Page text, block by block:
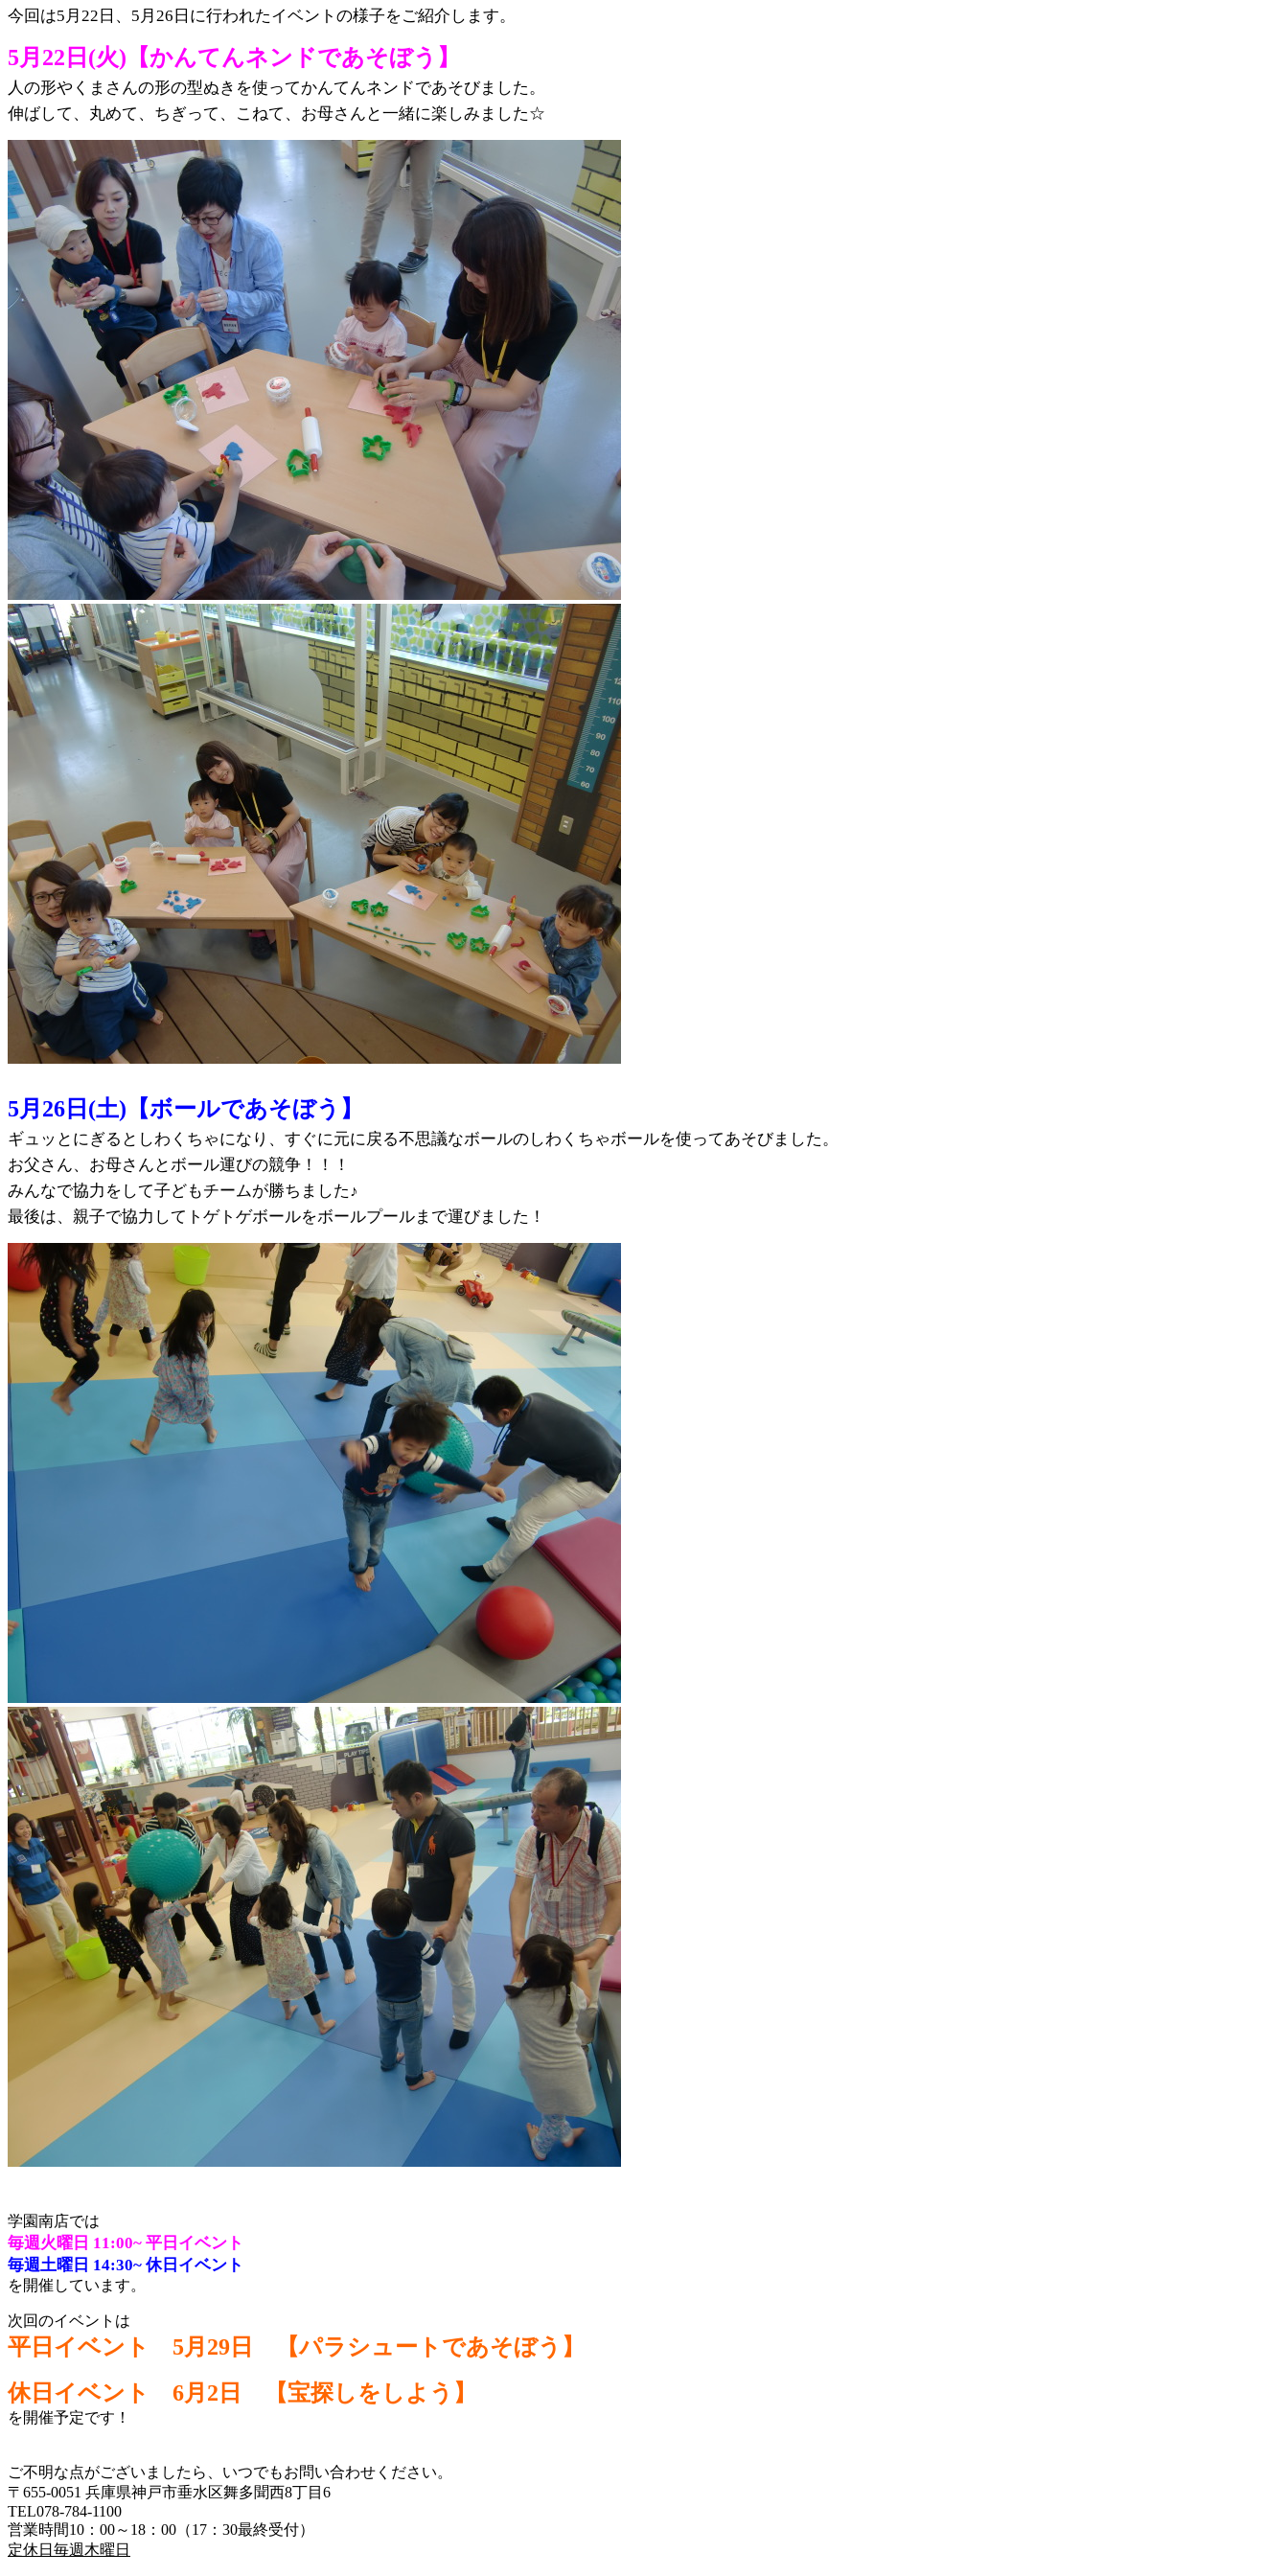
今回は5月22日、5月26日に行われたイベントの様子をご紹介します。
5月22日(火)【かんてんネンドであそぼう】
人の形やくまさんの形の型ぬきを使ってかんてんネンドであそびました。
伸ばして、丸めて、ちぎって、こねて、お母さんと一緒に楽しみました☆
5月26日(土)【ボールであそぼう】
ギュッとにぎるとしわくちゃになり、すぐに元に戻る不思議なボールのしわくちゃボールを使ってあそびました。
お父さん、お母さんとボール運びの競争！！！
みんなで協力をして子どもチームが勝ちました♪
最後は、親子で協力してトゲトゲボールをボールプールまで運びました！
学園南店では
毎週火曜日 11:00~ 平日イベント
毎週土曜日 14:30~ 休日イベント
を開催しています。
次回のイベントは
平日イベント 5月29日 【パラシュートであそぼう】
休日 イベント 6月2日 【宝探しをしよう】
を開催予定です！
ご不明な点がございましたら、いつでもお問い合わせください。
〒655-0051 兵庫県神戸市垂水区舞多聞西8丁目6
TEL078-784-1100
営業時間10：00～18：00（17：30最終受付）
定休日毎週木曜日